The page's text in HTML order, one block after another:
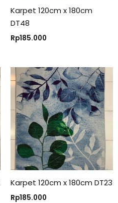
Karpet 120cm x 180cm
DT48
Rp185.000
Karpet 120cm x 180cm DT23
Rp185.000